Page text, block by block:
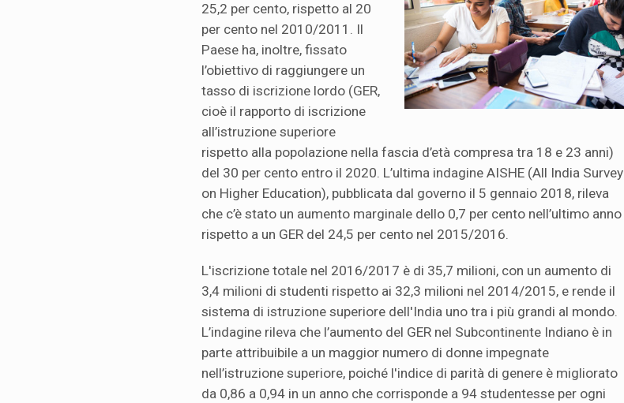
25,2 per cento, rispetto al 20
per cento nel 2010/2011. Il
Paese ha, inoltre, fissato
l’obiettivo di raggiungere un
tasso di iscrizione lordo (GER,
cioè il rapporto di iscrizione
all’istruzione superiore
rispetto alla popolazione nella fascia d’età compresa tra 18 e 23 anni)
del 30 per cento entro il 2020. L’ultima indagine AISHE (All India Survey
on Higher Education), pubblicata dal governo il 5 gennaio 2018, rileva
che c’è stato un aumento marginale dello 0,7 per cento nell’ultimo anno
rispetto a un GER del 24,5 per cento nel 2015/2016.
L'iscrizione totale nel 2016/2017 è di 35,7 milioni, con un aumento di
3,4 milioni di studenti rispetto ai 32,3 milioni nel 2014/2015, e rende il
sistema di istruzione superiore dell'India uno tra i più grandi al mondo.
L’indagine rileva che l’aumento del GER nel Subcontinente Indiano è in
parte attribuibile a un maggior numero di donne impegnate
nell’istruzione superiore, poiché l'indice di parità di genere è migliorato
da 0,86 a 0,94 in un anno che corrisponde a 94 studentesse per ogni